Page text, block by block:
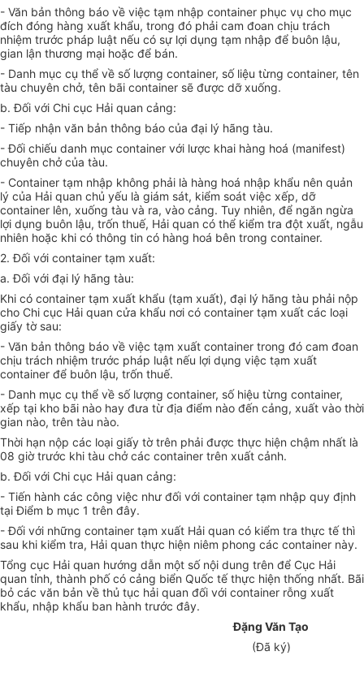
- Văn bản thông báo về việc tạm nhập container phục vụ cho mục
đích đóng hàng xuất khẩu, trong đó phải cam đoan chịu trách
nhiệm trước pháp luật nếu có sự lợi dụng tạm nhập để buôn lậu,
gian lận thương mại hoặc để bán.
- Danh mục cụ thể về số lượng container, số liệu từng container, tên
tàu chuyên chở, tên bãi container sẽ được dỡ xuống.
b. Đối với Chi cục Hải quan cảng:
- Tiếp nhận văn bản thông báo của đại lý hãng tàu.
- Đối chiếu danh mục container với lược khai hàng hoá (manifest)
chuyên chở của tàu.
- Container tạm nhập không phải là hàng hoá nhập khẩu nên quản
lý của Hải quan chủ yếu là giám sát, kiểm soát việc xếp, dỡ
container lên, xuống tàu và ra, vào cảng. Tuy nhiên, để ngăn ngừa
lợi dụng buôn lậu, trốn thuế, Hải quan có thể kiểm tra đột xuất, ngẫu
nhiên hoặc khi có thông tin có hàng hoá bên trong container.
2. Đối với container tạm xuất:
a. Đối với đại lý hãng tàu:
Khi có container tạm xuất khẩu (tạm xuất), đại lý hãng tàu phải nộp
cho Chi cục Hải quan cửa khẩu nơi có container tạm xuất các loại
giấy tờ sau:
- Văn bản thông báo về việc tạm xuất container trong đó cam đoan
chịu trách nhiệm trước pháp luật nếu lợi dụng việc tạm xuất
container để buôn lậu, trốn thuế.
- Danh mục cụ thể về số lượng container, số hiệu từng container,
xếp tại kho bãi nào hay đưa từ địa điểm nào đến cảng, xuất vào thời
gian nào, trên tàu nào.
Thời hạn nộp các loại giấy tờ trên phải được thực hiện chậm nhất là
08 giờ trước khi tàu chở các container trên xuất cảnh.
b. Đối với Chi cục Hải quan cảng:
- Tiến hành các công việc như đối với container tạm nhập quy định
tại Điểm b mục 1 trên đây.
- Đối với những container tạm xuất Hải quan có kiểm tra thực tế thì
sau khi kiểm tra, Hải quan thực hiện niêm phong các container này.
Tổng cục Hải quan hướng dẫn một số nội dung trên để Cục Hải
quan tỉnh, thành phố có cảng biển Quốc tế thực hiện thống nhất. Bãi
bỏ các văn bản về thủ tục hải quan đối với container rỗng xuất
khẩu, nhập khẩu ban hành trước đây.
Đặng Văn Tạo
(Đã ký)